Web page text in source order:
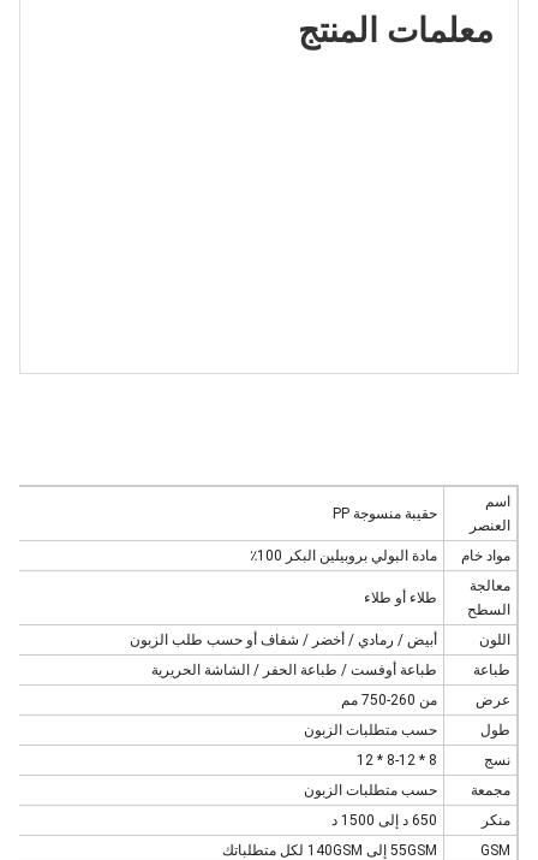
معلمات المنتج
اسم
العنصر
حقيبة منسوجة PP
مواد خام
مادة البولي بروبيلين البكر 100٪
معالجة
السطح
طلاء أو طلاء
اللون
أبيض / رمادي / أخضر / شفاف أو حسب طلب الزبون
طباعة
طباعة أوفست / طباعة الحفر / الشاشة الحريرية
عرض
من 260-750 مم
طول
حسب متطلبات الزبون
نسج
8 * 8-12 * 12
مجمعة
حسب متطلبات الزبون
منكر
650 د إلى 1500 د
GSM
55GSM إلى 140GSM لكل متطلباتك